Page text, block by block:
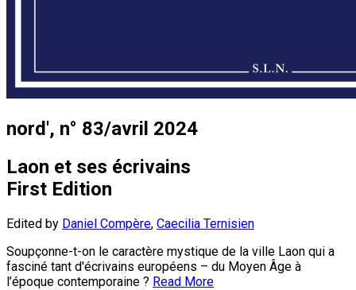
nord', n° 83/avril 2024
Laon et ses écrivains
First Edition
Edited by Daniel Compère, Caecilia Ternisien
Soupçonne-t-on le caractère mystique de la ville Laon qui a
fasciné tant d'écrivains européens – du Moyen Âge à
l’époque contemporaine ? Read More